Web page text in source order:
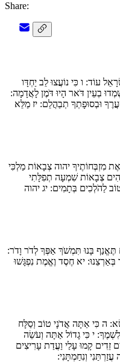
Share:
עוֹד: ו כִּי נוֹעֲצוּ לֵב יַחְדָּו
בְעֵין דֹּאר הָיוּ דֹּמֶן לָאֲדָמָה:
וּבְסוּפָתְךָ תְבַהֲלֵם: יז מַלֵּא
מִזְבְּחוֹתֶיךָ יהוה צְבָאוֹת מַלְכִּי
צְבָאוֹת שִׁמְעָה תְפִלָּתִי
לַהֹלְכִים בְּתָמִים: יג יהוה
תֶּאֱנַף בָּנוּ תִּמְשֹׁךְ אַפְּךָ לְדֹר וָדֹר:
בְּאַרְצֵנוּ: יא חֶסֶד וֶאֱמֶת נִפְגָּשׁוּ
ה כִּי אַתָּה אֲדֹנָי טוֹב וְסַלָּח
לִשְׁמֶךָ: י כִּי גָדוֹל אַתָּה וְעֹשֵׂה
זֵדִים קָמוּ עָלַי וַעֲדַת עָרִיצִים
וְנִחַמְתָּנִי: